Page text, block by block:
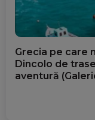
Grecia pe care
Dincolo de
aventură